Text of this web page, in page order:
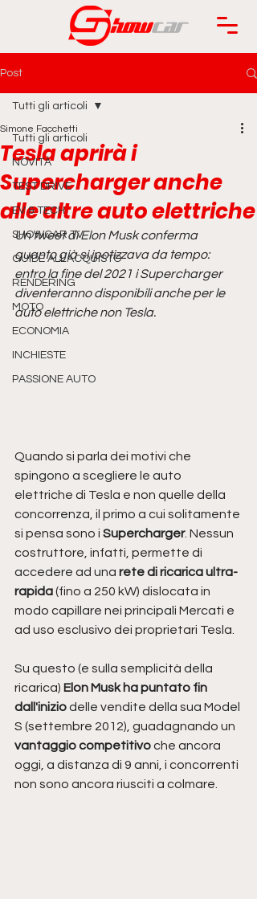
Post
Tutti gli articoli
NOVITÀ
TEST DRIVE
EV & TECH
SHOWCAR TV
GUIDE ALL'ACQUISTO
RENDERING
MOTO
ECONOMIA
INCHIESTE
PASSIONE AUTO
Tutti gli articoli
Tesla aprirà i
Supercharger anche
alle altre auto elettriche
Simone Facchetti
Un tweet di Elon Musk conferma
quanto già si ipotizzava da tempo:
entro la fine del 2021 i Supercharger
diventeranno disponibili anche per le
auto elettriche non Tesla.
Quando si parla dei motivi che
spingono a scegliere le auto
elettriche di Tesla e non quelle della
concorrenza, il primo a cui solitamente
si pensa sono i Supercharger. Nessun
costruttore, infatti, permette di
accedere ad una rete di ricarica ultra-
rapida (fino a 250 kW) dislocata in
modo capillare nei principali Mercati e
ad uso esclusivo dei proprietari Tesla.
Su questo (e sulla semplicità della
ricarica) Elon Musk ha puntato fin
dall'inizio delle vendite della sua Model
S (settembre 2012), guadagnando un
vantaggio competitivo che ancora
oggi, a distanza di 9 anni, i concorrenti
non sono ancora riusciti a colmare.